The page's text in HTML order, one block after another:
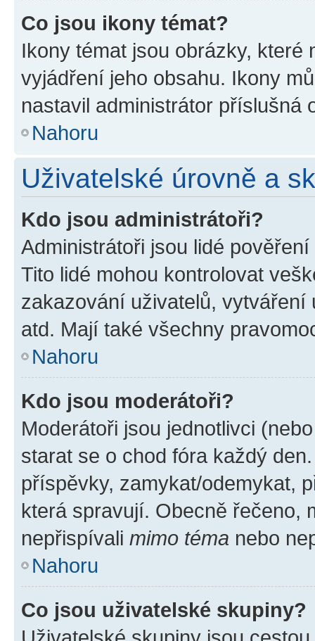
Co jsou ikony témat?
Ikony témat jsou obrázky,
vyjádření jeho obsahu. Ikony
nastavil administrátor příslušná
Nahoru
Uživatelské úrovně a
Kdo jsou administrátoři?
Administrátoři jsou lidé
Tito lidé mohou kontrolovat
zakazování uživatelů,
atd. Mají také všechny
Nahoru
Kdo jsou moderátoři?
Moderátoři jsou jednotlivci
starat se o chod fóra každý
příspěvky, zamykat/odemykat,
která spravují. Obecně řečeno,
nepřispívali mimo téma nebo
Nahoru
Co jsou uživatelské skupiny?